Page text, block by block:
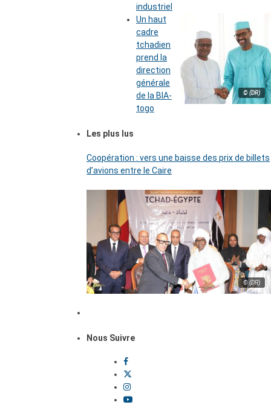
industriel
© (DR)
Un haut
cadre
tchadien
prend la
direction
générale
de la BIA-
togo
Les plus lus
Coopération : vers une baisse des prix de billets
d’avions entre le Caire
© (DR)
Nous Suivre